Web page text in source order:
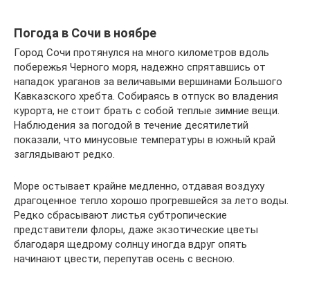
Погода в Сочи в ноябре
Город Сочи протянулся на много километров вдоль
побережья Черного моря, надежно спрятавшись от
нападок ураганов за величавыми вершинами Большого
Кавказского хребта. Собираясь в отпуск во владения
курорта, не стоит брать с собой теплые зимние вещи.
Наблюдения за погодой в течение десятилетий
показали, что минусовые температуры в южный край
заглядывают редко.
Море остывает крайне медленно, отдавая воздуху
драгоценное тепло хорошо прогревшейся за лето воды.
Редко сбрасывают листья субтропические
представители флоры, даже экзотические цветы
благодаря щедрому солнцу иногда вдруг опять
начинают цвести, перепутав осень с весною.